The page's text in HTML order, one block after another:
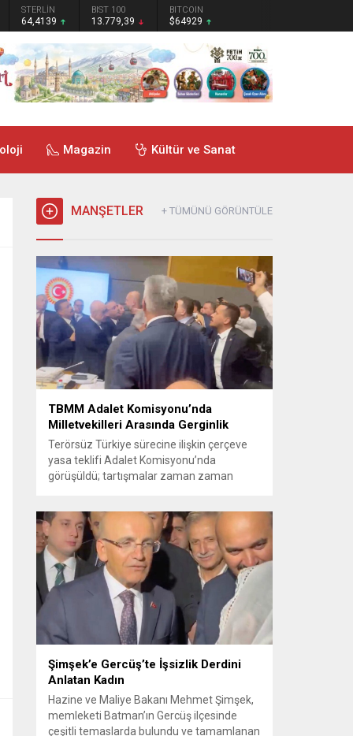
STERLİN
64,4139
BIST 100
13.779,39
BITCOIN
$64929
Magazin Kültür ve Sanat
MANŞETLER + TÜMÜNÜ GÖRÜNTÜLE
TBMM Adalet Komisyonu’nda
Milletvekilleri Arasında Gerginlik
Terörsüz Türkiye sürecine ilişkin çerçeve
yasa teklifi Adalet Komisyonu’nda
görüşüldü; tartışmalar zaman zaman
milletvekilleri arasında sözlü gerilim
yaşandı, daha sonra fiziksel arbede çıktı.
Görüşme sırasında İyi Parti ile MHP
milletvekilleri arasında söz düellosu
başladı; taraflar birbirlerini sert ifadelerle
eleştirdi. Tartışma...
Şimşek’e Gercüş’te İşsizlik Derdini
Anlatan Kadın
Hazine ve Maliye Bakanı Mehmet Şimşek,
memleketi Batman’ın Gercüş ilçesinde
çeşitli temaslarda bulundu ve tamamlanan